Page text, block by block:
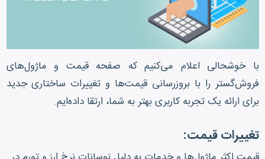
با خوشحالی اعلام می‌کنیم که صفحه قیمت و ماژول‌های
فروش‌گستر را با بروزرسانی قیمت‌ها و تغییرات ساختاری جدید
برای ارائه یک تجربه کاربری بهتر به شما، ارتقا داده‌ایم.
تغییرات قیمت: